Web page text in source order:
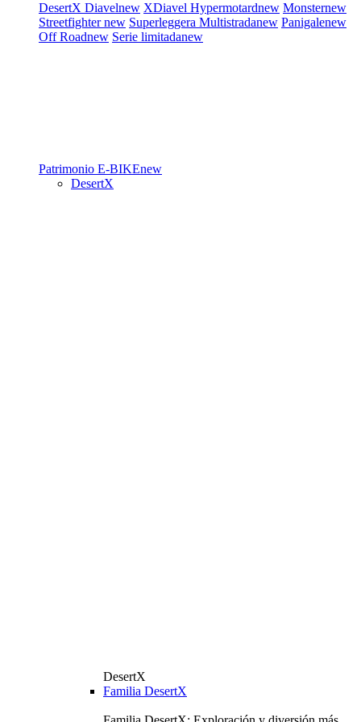
DesertX Diavelnew XDiavel Hypermotardnew Monsternew
Streetfighternew Superleggera Multistradanew Panigalenew
Off Roadnew Serie limitadanew
Patrimonio E-BIKEnew
DesertX
DesertX
Familia DesertX